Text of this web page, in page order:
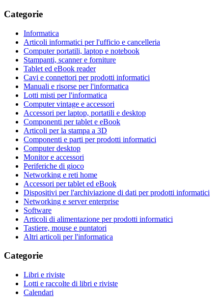
Categorie
Informatica
Articoli informatici per l'ufficio e cancelleria
Computer portatili, laptop e notebook
Stampanti, scanner e forniture
Tablet ed eBook reader
Cavi e connettori per prodotti informatici
Manuali e risorse per l'informatica
Lotti misti per l'informatica
Computer vintage e accessori
Accessori per laptop, portatili e desktop
Componenti per tablet e eBook
Articoli per la stampa a 3D
Componenti e parti per prodotti informatici
Computer desktop
Monitor e accessori
Periferiche di gioco
Networking e reti home
Accessori per tablet ed eBook
Dispositivi per l'archiviazione di dati per prodotti informatici
Networking e server enterprise
Software
Articoli di alimentazione per prodotti informatici
Tastiere, mouse e puntatori
Altri articoli per l'informatica
Categorie
Libri e riviste
Lotti e raccolte di libri e riviste
Calendari